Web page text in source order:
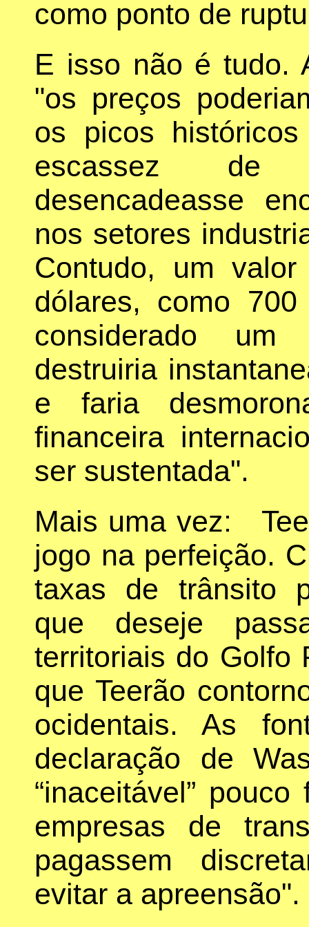
como ponto de
E isso não é tudo.
"os preços
os picos
escassez de
desencadeasse
nos setores
Contudo, um
dólares, como
considerado
destruiria
e faria
financeira
ser sustentada".
Mais uma vez:
jogo na perfeição.
taxas de trânsito
que deseje
territoriais do Golfo
que Teerão
ocidentais. As
declaração de
“inaceitável”
empresas de
pagassem
evitar a apreensão".